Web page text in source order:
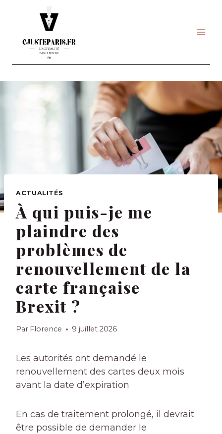
ACTUALITÉS
À qui puis-je me
plaindre des
problèmes de
renouvellement de la
carte française
Brexit ?
Par Florence 9 juillet 2026
Les autorités ont demandé le
renouvellement des cartes deux mois
avant la date d’expiration
En cas de traitement prolongé, il devrait
être possible de demander le